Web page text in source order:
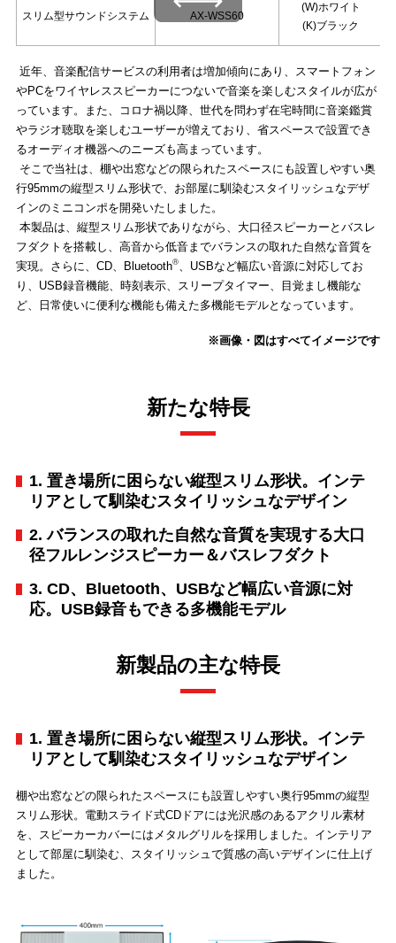
スリム型サウンドシステム AX-WSS60
(W)ホワイト
(K)ブラック
近年、音楽配信サービスの利用者は増加傾向にあり、スマートフォン
やPCをワイヤレススピーカーにつないで音楽を楽しむスタイルが広が
っています。また、コロナ禍以降、世代を問わず在宅時間に音楽鑑賞
やラジオ聴取を楽しむユーザーが増えており、省スペースで設置でき
るオーディオ機器へのニーズも高まっています。
そこで当社は、棚や出窓などの限られたスペースにも設置しやすい奥
行95mmの縦型スリム形状で、お部屋に馴染むスタイリッシュなデザ
インのミニコンポを開発いたしました。
本製品は、縦型スリム形状でありながら、大口径スピーカーとバスレ
フダクトを搭載し、高音から低音までバランスの取れた自然な音質を
実現。さらに、CD、BluetoothⓇ、USBなど幅広い音源に対応してお
り、USB録音機能、時刻表示、スリープタイマー、目覚まし機能な
ど、日常使いに便利な機能も備えた多機能モデルとなっています。
※画像・図はすべてイメージです
新たな特長
1. 置き場所に困らない縦型スリム形状。インテ
リアとして馴染むスタイリッシュなデザイン
2. バランスの取れた自然な音質を実現する大口
径フルレンジスピーカー＆バスレフダクト
3. CD、Bluetooth、USBなど幅広い音源に対
応。USB録音もできる多機能モデル
新製品の主な特長
1. 置き場所に困らない縦型スリム形状。インテ
リアとして馴染むスタイリッシュなデザイン
棚や出窓などの限られたスペースにも設置しやすい奥行95mmの縦型
スリム形状。電動スライド式CDドアには光沢感のあるアクリル素材
を、スピーカーカバーにはメタルグリルを採用しました。インテリア
として部屋に馴染む、スタイリッシュで質感の高いデザインに仕上げ
ました。